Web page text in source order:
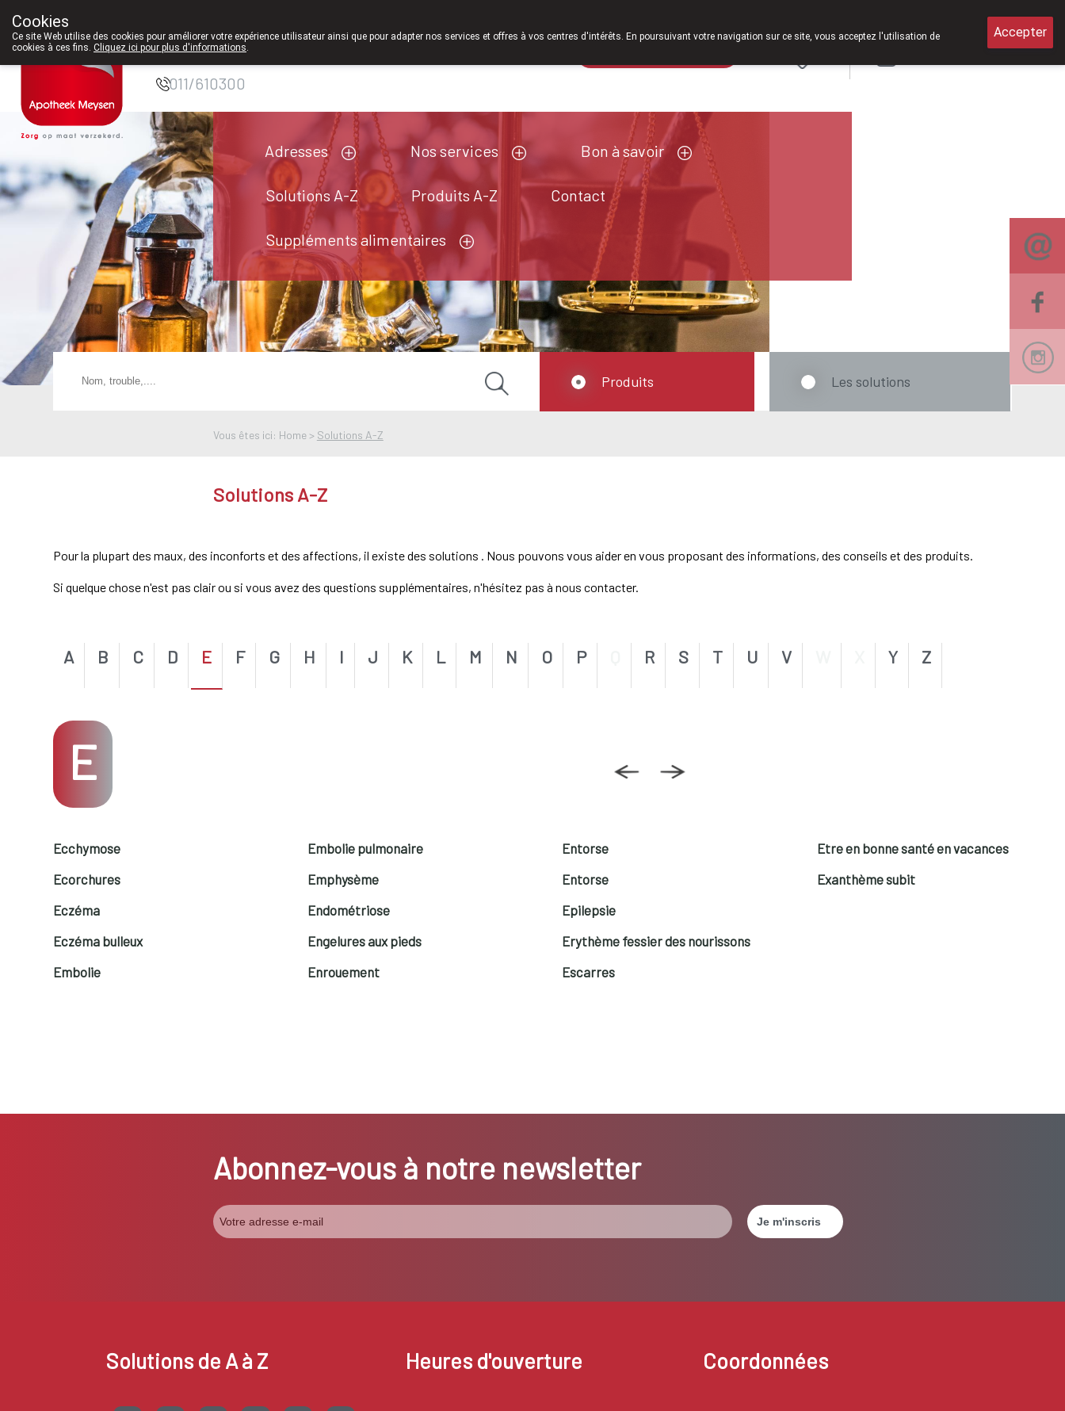
Pharmacie Meysen
SPRL
011/610300
Adresses Nos services Bon à savoir
Solutions A-Z Produits A-Z Contact
Suppléments alimentaires
Vous êtes ici: Home > Solutions A-Z
Solutions A-Z
Produits Les solutions
Pour la plupart des maux, des inconforts et des affections, il existe des solutions . Nous pouvons vous aider en vous proposant des informations, des conseils et des produits.
Si quelque chose n'est pas clair ou si vous avez des questions supplémentaires, n'hésitez pas à nous contacter.
A B C D E F G H I J K L M N O P R S T U V Y Z
E
Ecchymose
Ecorchures
Eczéma
Eczéma bulleux
Embolie
Embolie pulmonaire
Emphysème
Endométriose
Engelures aux pieds
Enrouement
Entorse
Entorse
Epilepsie
Erythème fessier des nourissons
Escarres
Etre en bonne santé en vacances
Exanthème subit
Abonnez-vous à notre newsletter
Solutions de A à Z Heures d'ouverture Coordonnées
Cookies
Ce site Web utilise des cookies pour améliorer votre expérience utilisateur ainsi que pour adapter nos services et offres à vos centres d'intérêts. En poursuivant votre navigation sur ce site, vous acceptez l'utilisation de
cookies à ces fins. Cliquez ici pour plus d'informations.
Accepter